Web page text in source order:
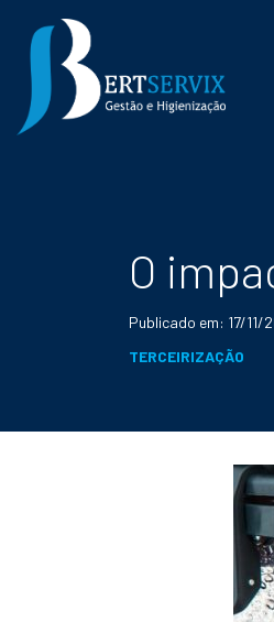
O
Publicado em: 17/11/
TERCEIRIZAÇÃO